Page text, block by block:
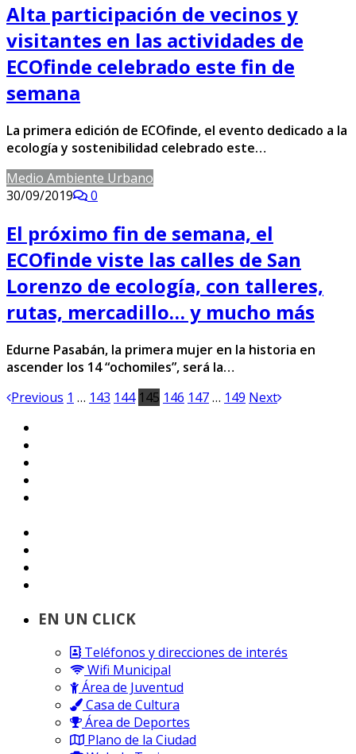
Alta participación de vecinos y
visitantes en las actividades de
ECOfinde celebrado este fin de
semana
La primera edición de ECOfinde, el evento dedicado a la
ecología y sostenibilidad celebrado este…
Medio Ambiente Urbano
30/09/2019
0
El próximo fin de semana, el
ECOfinde viste las calles de San
Lorenzo de ecología, con talleres,
rutas, mercadillo… y mucho más
Edurne Pasabán, la primera mujer en la historia en
ascender los 14 “ochomiles”, será la…
Previous 1 … 143 144 145 146 147… 149 Next
EN UN CLICK
Teléfonos y direcciones de interés
Wifi Municipal
Área de Juventud
Casa de Cultura
Área de Deportes
Plano de la Ciudad